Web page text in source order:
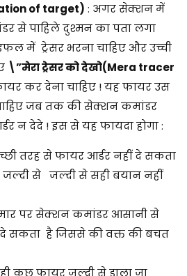
of target) : अगर सेक्शन में
से पाहिले दुश्मन का पता लगा
में ट्रेसर भरना चाहिए और उच्ची
\”मेरा ट्रेसर को देखो(Mera tracer
कर देना चाहिए ! यह फायर उस
जब तक की सेक्शन कमांडर
न देदे ! इस से यह फायदा होगा :
तरह से फायर आर्डर नहीं दे सकता
से जल्दी से सही बयान नहीं
पर सेक्शन कमांडर आसानी से
दे सकता है जिससे की वक्त की बचत
कुछ फायर जल्दी से डाला जा